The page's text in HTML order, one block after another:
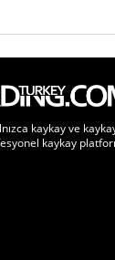
kaykay ve
kaykay